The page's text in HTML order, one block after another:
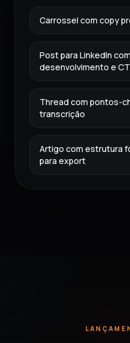
Carrossel com copy
Post para LinkedIn
desenvolvimento e
Thread com pontos-
transcrição
Artigo com estrutura
para export